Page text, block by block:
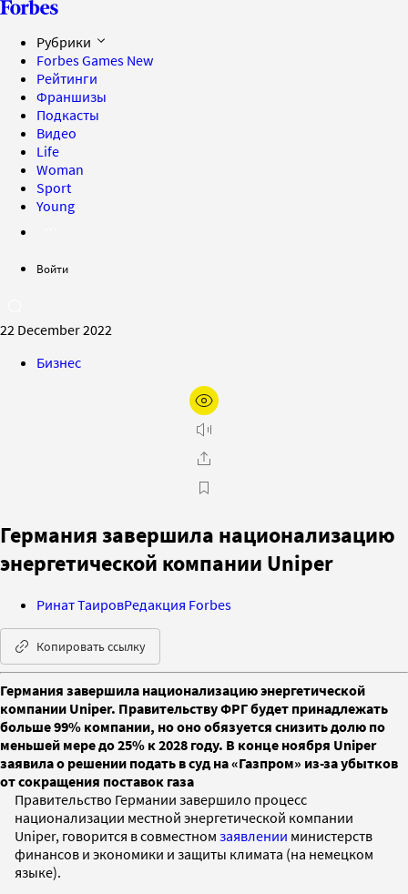
Рубрики
Forbes Games New
Рейтинги
Франшизы
Подкасты
Видео
Life
Woman
Sport
Young
Войти
22 December 2022
Бизнес
Германия завершила национализацию
энергетической компании Uniper
Ринат ТаировРедакция Forbes
Копировать ссылку
Германия завершила национализацию энергетической
компании Uniper. Правительству ФРГ будет принадлежать
больше 99% компании, но оно обязуется снизить долю по
меньшей мере до 25% к 2028 году. В конце ноября Uniper
заявила о решении подать в суд на «Газпром» из-за убытков
от сокращения поставок газа
Правительство Германии завершило процесс
национализации местной энергетической компании
Uniper, говорится в совместном заявлении министерств
финансов и экономики и защиты климата (на немецком
языке).